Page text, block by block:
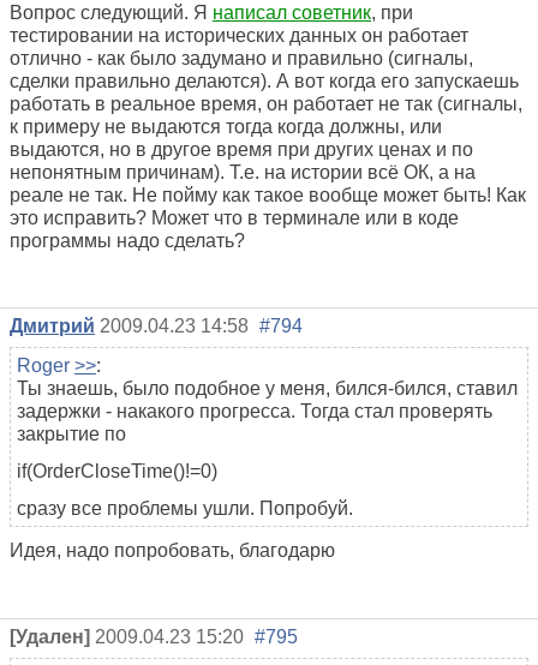
Вопрос следующий. Я написал советник, при
тестировании на исторических данных он работает
отлично - как было задумано и правильно (сигналы,
сделки правильно делаются). А вот когда его запускаешь
работать в реальное время, он работает не так (сигналы,
к примеру не выдаются тогда когда должны, или
выдаются, но в другое время при других ценах и по
непонятным причинам). Т.е. на истории всё ОК, а на
реале не так. Не пойму как такое вообще может быть! Как
это исправить? Может что в терминале или в коде
программы надо сделать?
Дмитрий 2009.04.23 14:58 #794
Roger >>:
Ты знаешь, было подобное у меня, бился-бился, ставил
задержки - накакого прогресса. Тогда стал проверять
закрытие по
if(OrderCloseTime()!=0)
сразу все проблемы ушли. Попробуй.
Идея, надо попробовать, благодарю
[Удален] 2009.04.23 15:20 #795